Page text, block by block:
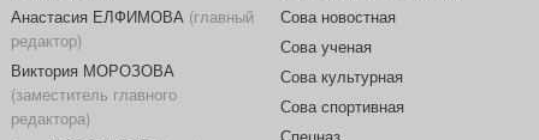
Анастасия ЕЛФИМОВА(главный
редактор)
Виктория МОРОЗОВА
(заместитель главного
редактора)
Сова новостная
Сова ученая
Сова культурная
Сова спортивная